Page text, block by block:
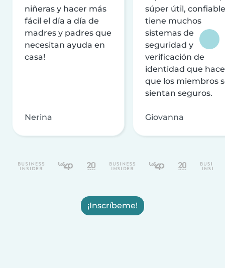
niñeras y hacer más
fácil el día a día de
madres y padres que
necesitan ayuda en
casa!
Nerina
súper útil,
tiene muchos
sistemas de
seguridad y
verificación de
identidad que
que los miembros
sientan seguros.
Giovanna
¡Inscríbeme!